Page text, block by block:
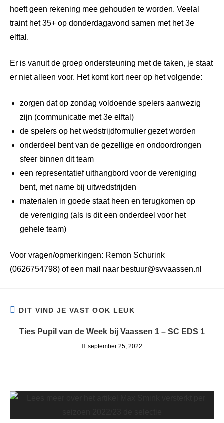
hoeft geen rekening mee gehouden te worden. Veelal
traint het 35+ op donderdagavond samen met het 3e
elftal.
Er is vanuit de groep ondersteuning met de taken, je staat
er niet alleen voor. Het komt kort neer op het volgende:
zorgen dat op zondag voldoende spelers aanwezig
zijn (communicatie met 3e elftal)
de spelers op het wedstrijdformulier gezet worden
onderdeel bent van de gezellige en ondoordrongen
sfeer binnen dit team
een representatief uithangbord voor de vereniging
bent, met name bij uitwedstrijden
materialen in goede staat heen en terugkomen op
de vereniging (als is dit een onderdeel voor het
gehele team)
Voor vragen/opmerkingen: Remon Schurink
(0626754798) of een mail naar bestuur@svvaassen.nl
DIT VIND JE VAST OOK LEUK
Ties Pupil van de Week bij Vaassen 1 – SC EDS 1
september 25, 2022